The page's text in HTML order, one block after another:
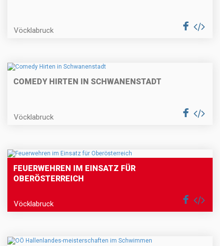
Vöcklabruck
COMEDY HIRTEN IN SCHWANENSTADT
Vöcklabruck
FEUERWEHREN IM EINSATZ FÜR
OBERÖSTERREICH
Vöcklabruck